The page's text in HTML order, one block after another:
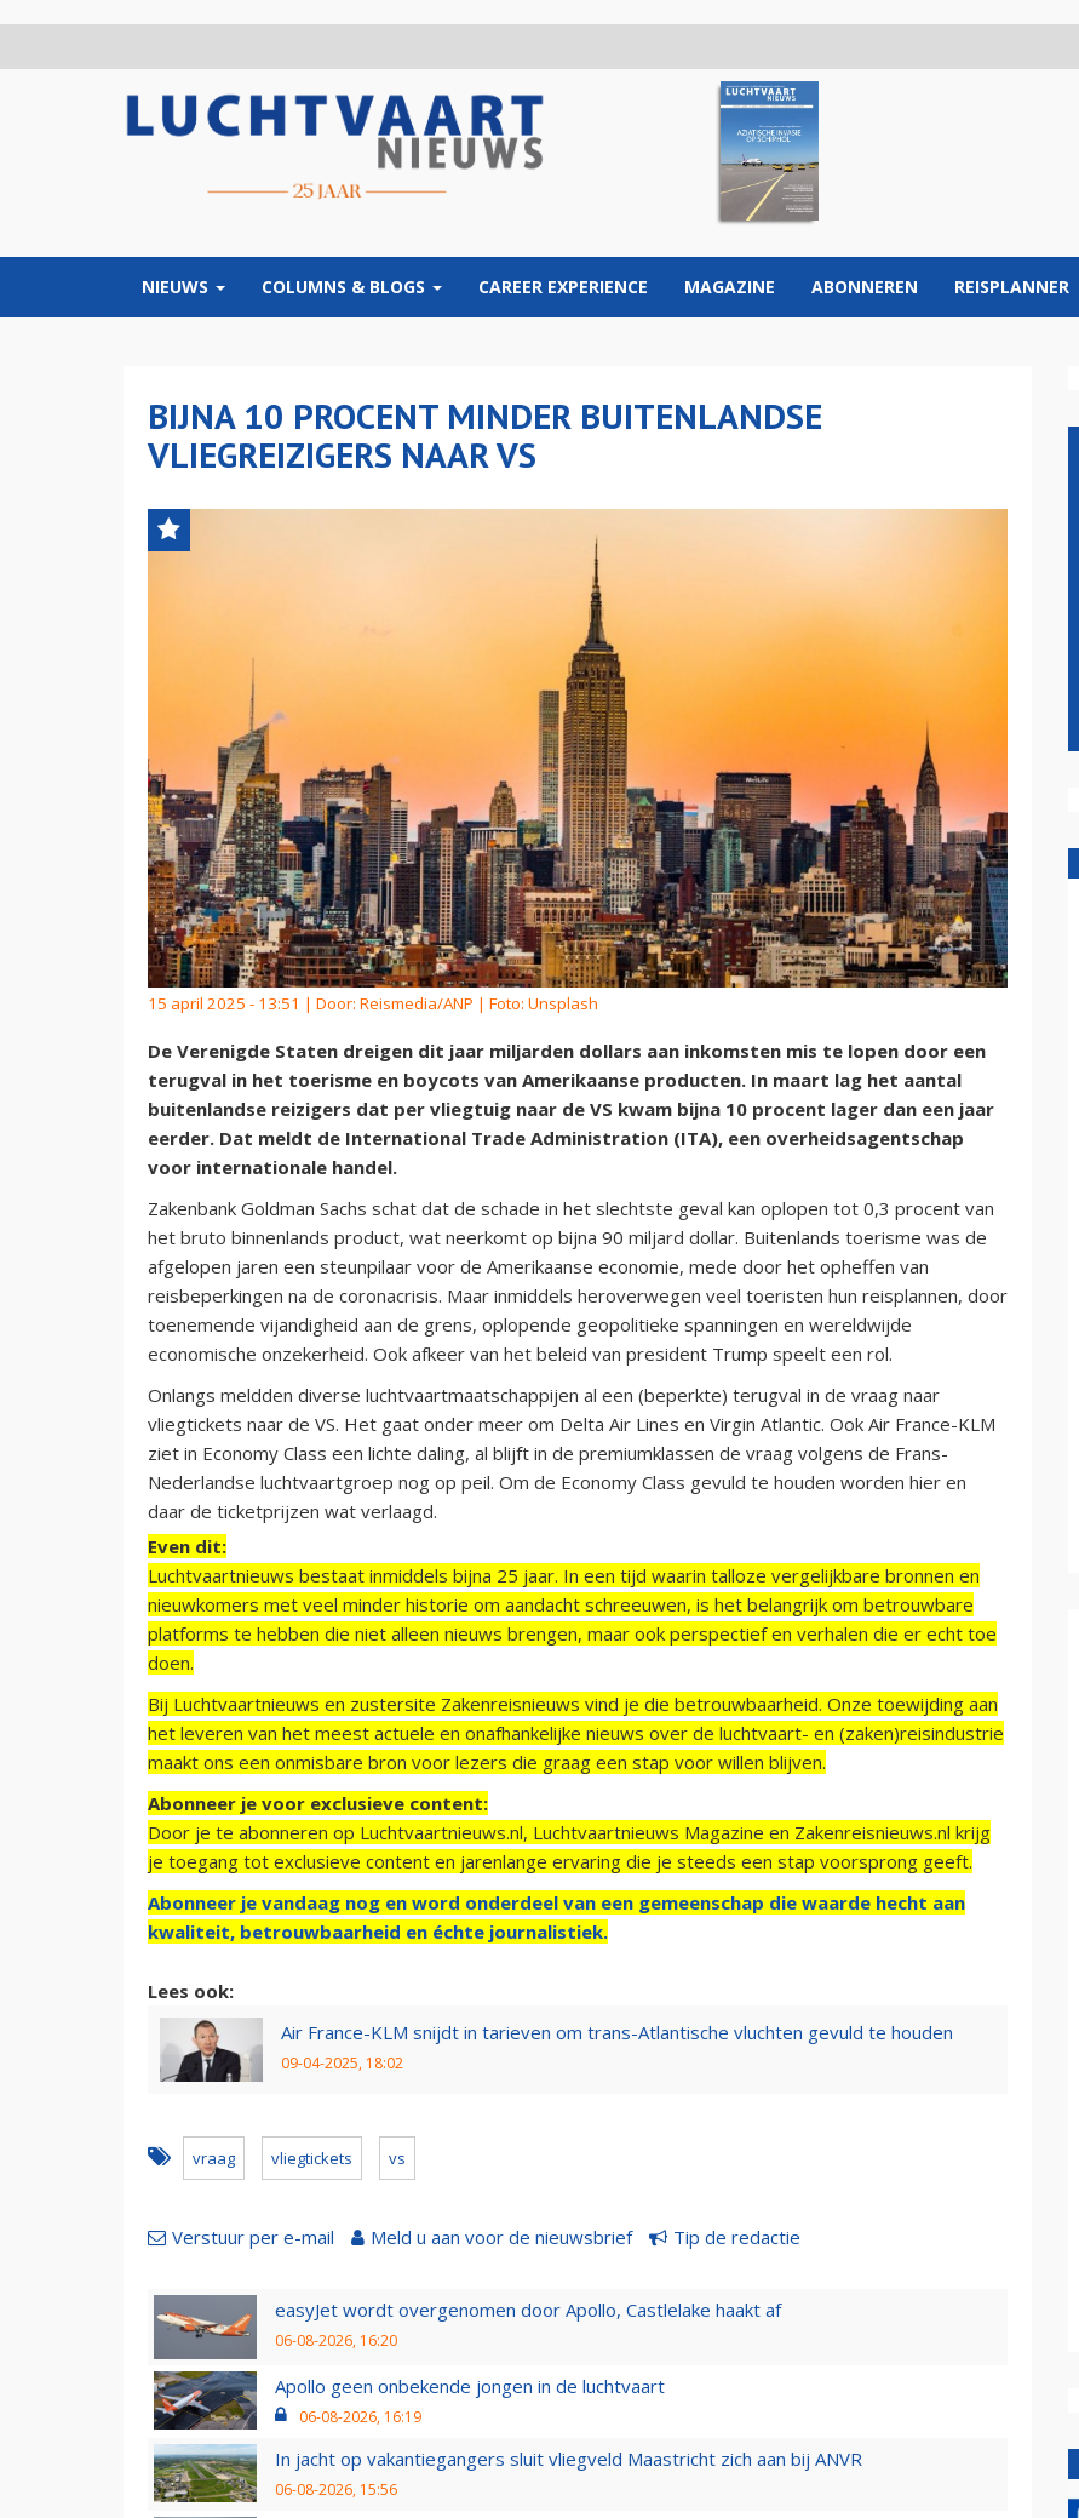
NIEUWS COLUMNS & BLOGS CAREER EXPERIENCE MAGAZINE ABONNEREN REISPLANNER
BIJNA 10 PROCENT MINDER BUITENLANDSE
VLIEGREIZIGERS NAAR VS
15 april 2025 - 13:51 | Door: Reismedia/ANP | Foto: Unsplash
De Verenigde Staten dreigen dit jaar miljarden dollars aan inkomsten mis te lopen door een
terugval in het toerisme en boycots van Amerikaanse producten. In maart lag het aantal
buitenlandse reizigers dat per vliegtuig naar de VS kwam bijna 10 procent lager dan een jaar
eerder. Dat meldt de International Trade Administration (ITA), een overheidsagentschap
voor internationale handel.
Zakenbank Goldman Sachs schat dat de schade in het slechtste geval kan oplopen tot 0,3 procent van
het bruto binnenlands product, wat neerkomt op bijna 90 miljard dollar. Buitenlands toerisme was de
afgelopen jaren een steunpilaar voor de Amerikaanse economie, mede door het opheffen van
reisbeperkingen na de coronacrisis. Maar inmiddels heroverwegen veel toeristen hun reisplannen, door
toenemende vijandigheid aan de grens, oplopende geopolitieke spanningen en wereldwijde
economische onzekerheid. Ook afkeer van het beleid van president Trump speelt een rol.
Onlangs meldden diverse luchtvaartmaatschappijen al een (beperkte) terugval in de vraag naar
vliegtickets naar de VS. Het gaat onder meer om Delta Air Lines en Virgin Atlantic. Ook Air France-KLM
ziet in Economy Class een lichte daling, al blijft in de premiumklassen de vraag volgens de Frans-
Nederlandse luchtvaartgroep nog op peil. Om de Economy Class gevuld te houden worden hier en
daar de ticketprijzen wat verlaagd.
Even dit:
Luchtvaartnieuws bestaat inmiddels bijna 25 jaar. In een tijd waarin talloze vergelijkbare bronnen en
nieuwkomers met veel minder historie om aandacht schreeuwen, is het belangrijk om betrouwbare
platforms te hebben die niet alleen nieuws brengen, maar ook perspectief en verhalen die er echt toe
doen.
Bij Luchtvaartnieuws en zustersite Zakenreisnieuws vind je die betrouwbaarheid. Onze toewijding aan
het leveren van het meest actuele en onafhankelijke nieuws over de luchtvaart- en (zaken)reisindustrie
maakt ons een onmisbare bron voor lezers die graag een stap voor willen blijven.
Abonneer je voor exclusieve content:
Door je te abonneren op Luchtvaartnieuws.nl, Luchtvaartnieuws Magazine en Zakenreisnieuws.nl krijg
je toegang tot exclusieve content en jarenlange ervaring die je steeds een stap voorsprong geeft.
Abonneer je vandaag nog en word onderdeel van een gemeenschap die waarde hecht aan
kwaliteit, betrouwbaarheid en échte journalistiek.
Lees ook:
Air France-KLM snijdt in tarieven om trans-Atlantische vluchten gevuld te houden
09-04-2025, 18:02
vraag vliegtickets vs
Verstuur per e-mail Meld u aan voor de nieuwsbrief Tip de redactie
easyJet wordt overgenomen door Apollo, Castlelake haakt af
06-08-2026, 16:20
Apollo geen onbekende jongen in de luchtvaart
06-08-2026, 16:19
In jacht op vakantiegangers sluit vliegveld Maastricht zich aan bij ANVR
06-08-2026, 15:56